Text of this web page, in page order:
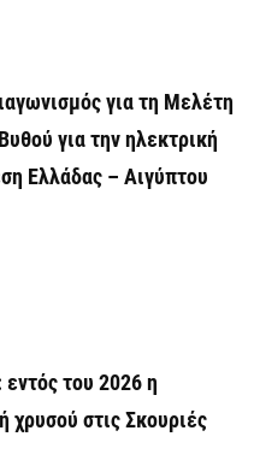
για τη Μελέτη
για την ηλεκτρική
Ελλάδας – Αιγύπτου
του 2026 η
χρυσού στις Σκουριές